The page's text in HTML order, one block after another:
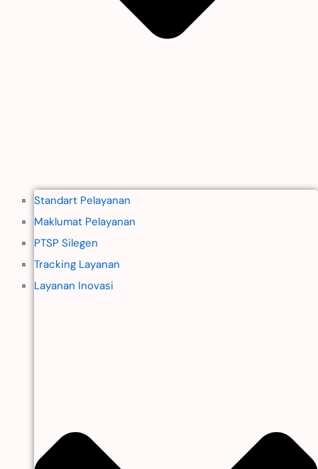
Standart Pelayanan
Maklumat Pelayanan
PTSP Silegen
Tracking Layanan
Layanan Inovasi